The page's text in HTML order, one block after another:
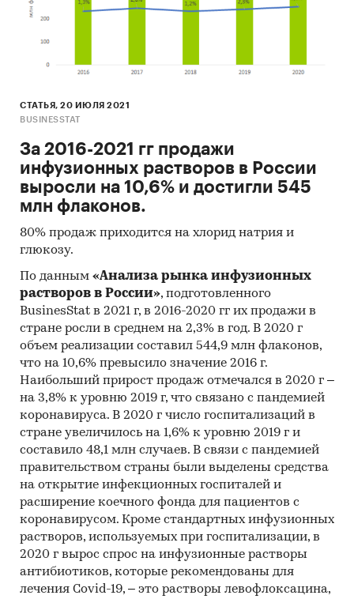
так называемые (1) Традиционный
(качественный) контент-анализ интервью и
(количественный) анализ с применением
наше агентство.
Контент-анализ выполняется в рамках
проведения Desk Research (кабинетное
исследование). В общем виде целью
кабинетного исследования является
проанализировать ситуацию на рынке линий
инфузионного удлинения и получить
(рассчитать) показатели, характеризующие его
состояние в настоящее время и в будущем.
Источники получения информации
Базы данных Федеральной Таможенной
службы РФ, ФСГС РФ (Росстат).
Материалы DataMonitor, EuroMonitor,
Eurostat.
Печатные и электронные деловые и
специализированные издания,
аналитические обзоры.
Ресурсы сети Интернет в России и мире.
Экспертные опросы.
Материалы участников отечественного и
мирового рынков.
Результаты исследований маркетинговых и
СТАТЬЯ, 20 ИЮЛЯ 2021
BUSINESSTAT
За 2016-2021 гг продажи
инфузионных растворов в России
выросли на 10,6% и достигли 545
млн флаконов.
80% продаж приходится на хлорид натрия и
глюкозу.
По данным «Анализа рынка инфузионных
растворов в России», подготовленного
BusinesStat в 2021 г, в 2016-2020 гг их продажи в
стране росли в среднем на 2,3% в год. В 2020 г
объем реализации составил 544,9 млн флаконов,
что на 10,6% превысило значение 2016 г.
Наибольший прирост продаж отмечался в 2020 г –
на 3,8% к уровню 2019 г, что связано с пандемией
коронавируса. В 2020 г число госпитализаций в
стране увеличилось на 1,6% к уровню 2019 г и
составило 48,1 млн случаев. В связи с пандемией
правительством страны были выделены средства
на открытие инфекционных госпиталей и
расширение коечного фонда для пациентов с
коронавирусом. Кроме стандартных инфузионных
растворов, используемых при госпитализации, в
2020 г вырос спрос на инфузионные растворы
антибиотиков, которые рекомендованы для
лечения Covid-19, – это растворы левофлоксацина,